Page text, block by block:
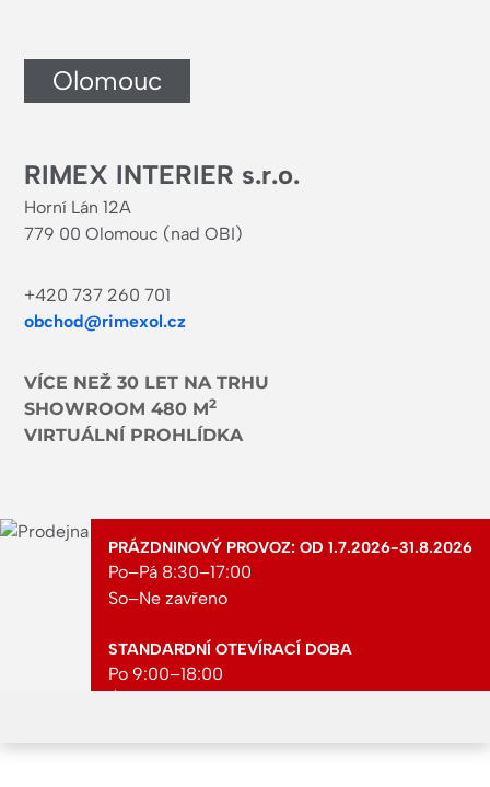
Olomouc
RIMEX INTERIER s.r.o.
Horní Lán 12A
779 00 Olomouc (nad OBI)
+420 737 260 701
obchod@rimexol.cz
VÍCE NEŽ 30 LET NA TRHU
SHOWROOM 480 M2
VIRTUÁLNÍ PROHLÍDKA
PRÁZDNINOVÝ PROVOZ: OD 1.7.2026-31.8.2026
Po–Pá 8:30–17:00
So–Ne zavřeno
STANDARDNÍ OTEVÍRACÍ DOBA
Po 9:00–18:00
Čt 9:00–18:00